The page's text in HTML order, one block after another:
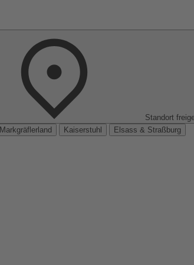
Standort
Markgräflerland Kaiserstuhl
Elsass & Straßburg